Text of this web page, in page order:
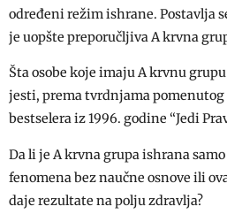
određeni režim ishrane. Postavlja
je uopšte preporučljiva A krvna
Šta osobe koje imaju A krvnu
jesti, prema tvrdnjama
bestselera iz 1996. godine “Jedi
Da li je A krvna grupa ishrana
fenomena bez naučne osnove ili
daje rezultate na polju zdravlja?